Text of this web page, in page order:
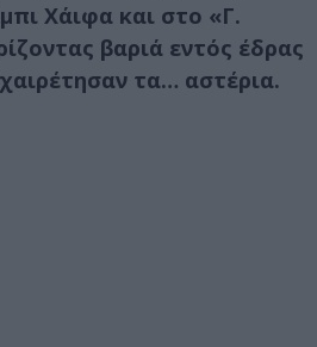
Χάιφα και στο «Γ.
βαριά εντός έδρας
τα… αστέρια.